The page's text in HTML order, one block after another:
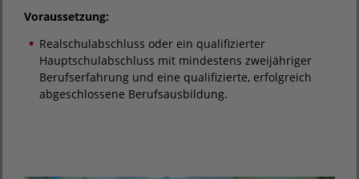
Voraussetzung:
Realschulabschluss oder ein qualifizierter
Hauptschulabschluss mit mindestens zweijähriger
Berufserfahrung und eine qualifizierte, erfolgreich
abgeschlossene Berufsausbildung.